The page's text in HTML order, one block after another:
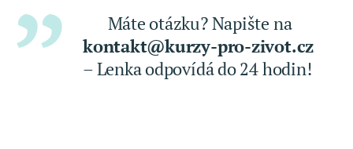
💬 Máte otázku? Napište na
kontakt@kurzy-pro-zivot.cz
– Lenka odpovídá do 24 hodin!